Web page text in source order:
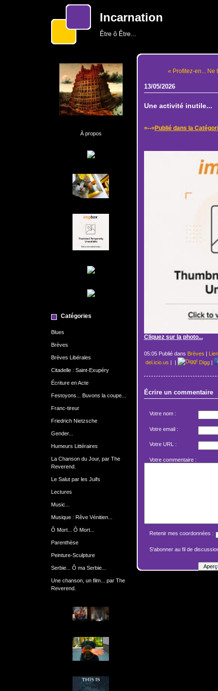
Incarnation
Être ô Être...
À propos
Catégories
Blues
Brèves
Brèves Libérales
Citadelle : Saint-Exupéry
Écriture en Acte
Festoyons... Buvons la coupe...
Franc-tireur
Friedrich Nietzsche
Gender...
Humeurs Littéraires
La Chanson du Jour, par The
Reverend.
Le Salut par les Juifs
Lectures
Music...
Musique : Rêve Vénitien...
Ô Mort... Ô Mort...
Parenthèse
Peinture-Sculpture
Serbie... Ô ma Serbie...
Une chanson, un film... par The
Reverend.
« Profitez-en... Ne
13/05/2026
Une activité inutile...
=--=Publié dans la
Cliquez sur la photo...
05:05 Publié dans Brèves |
del.icio.us | | Digg|
Écrire un commentaire
Votre nom :
Votre email :
Votre URL :
Votre commentaire :
Retenir mes coordonnées :
S'abonner au fil de